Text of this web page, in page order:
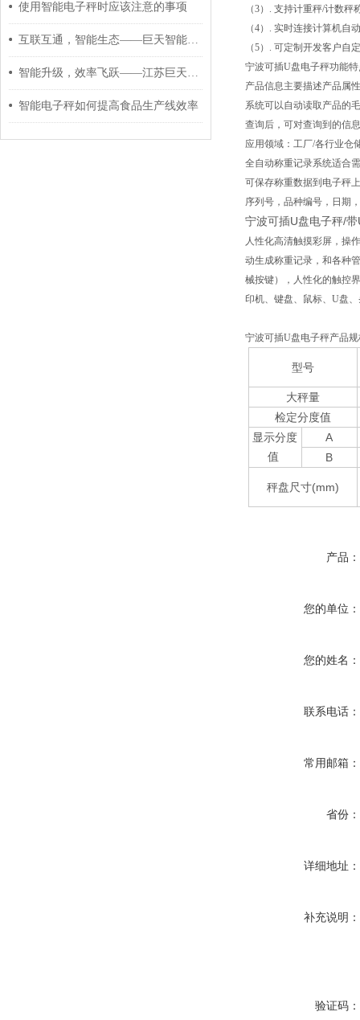
使用智能电子秤时应该注意的事项
互联互通，智能生态——巨天智能电子秤打造智慧工厂新枢纽
智能升级，效率飞跃——江苏巨天智能电子秤重新定义称重管理
智能电子秤如何提高食品生产线效率
（3）. 支持计重秤/计数
（4）. 实时连接计算机自
（5）. 可定制开发客户自
宁波可插U盘电子秤功能
产品信息主要描述产品属
系统可以自动读取产品的
查询后，可对查询到的信
应用领域：工厂/各行业仓
全自动称重记录系统适合
可保存称重数据到电子秤
序列号，品种编号，日期
宁波可插U盘电子秤/
人性化高清触摸彩屏，操
动生成称重记录，和各种
械按键），人性化的触控
印机、键盘、鼠标、U盘
宁波可插U盘电子秤产品
型号
大秤量
检定分度值
显示分度
值
A
B
秤盘尺寸(mm)
产品：
您的单位：
您的姓名：
联系电话：
常用邮箱：
省份：
详细地址：
补充说明：
验证码：